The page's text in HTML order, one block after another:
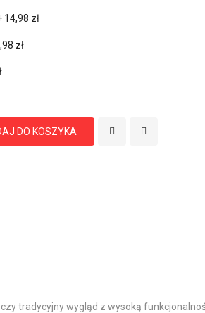
14,98 zł
zł
DO KOSZYKA
tradycyjny wygląd z wysoką